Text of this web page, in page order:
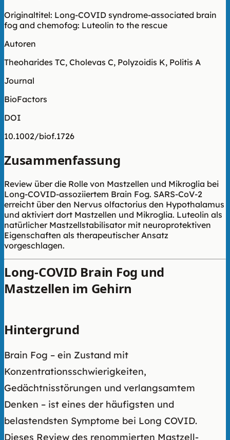
Originaltitel: Long-COVID syndrome-associated brain
fog and chemofog: Luteolin to the rescue
Autoren
Theoharides TC, Cholevas C, Polyzoidis K, Politis A
Journal
BioFactors
DOI
10.1002/biof.1726
Zusammenfassung
Review über die Rolle von Mastzellen und Mikroglia bei
Long-COVID-assoziiertem Brain Fog. SARS-CoV-2
erreicht über den Nervus olfactorius den Hypothalamus
und aktiviert dort Mastzellen und Mikroglia. Luteolin als
natürlicher Mastzellstabilisator mit neuroprotektiven
Eigenschaften als therapeutischer Ansatz
vorgeschlagen.
Long-COVID Brain Fog und
Mastzellen im Gehirn
Hintergrund
Brain Fog – ein Zustand mit
Konzentrationsschwierigkeiten,
Gedächtnisstörungen und verlangsamtem
Denken – ist eines der häufigsten und
belastendsten Symptome bei Long COVID.
Dieses Review des renommierten Mastzell-